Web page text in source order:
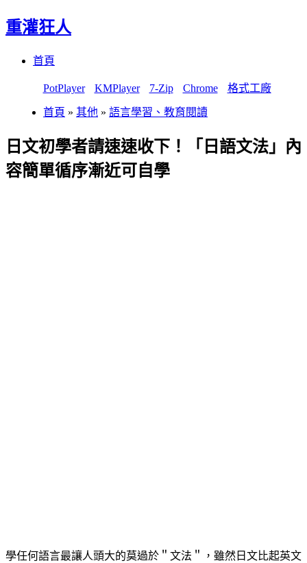
重灌狂人
首頁
PotPlayer KMPlayer 7-Zip Chrome 格式工廠
首頁 » 其他 » 語言學習、教育閱讀
日文初學者請速速收下！「日語文法」內
容簡單循序漸近可自學
學任何語言最讓人頭大的莫過於＂文法＂，雖然日文比起英文